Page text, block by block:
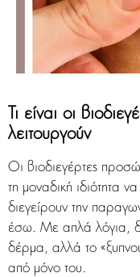
Τι είναι οι
λειτουργούν
Οι βιοδιεγέρτες
τη μοναδική ιδιότητα
διεγείρουν την
έσω. Με απλά λόγια,
δέρμα, αλλά το
από μόνο του.